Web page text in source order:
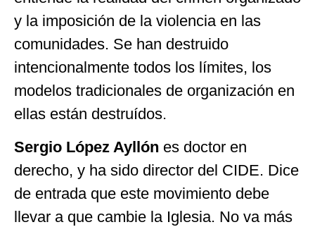
y la imposición de la violencia en las
comunidades. Se han destruido
intencionalmente todos los límites, los
modelos tradicionales de organización en
ellas están destruídos.
Sergio López Ayllón es doctor en
derecho, y ha sido director del CIDE. Dice
de entrada que este movimiento debe
llevar a que cambie la Iglesia. No va más